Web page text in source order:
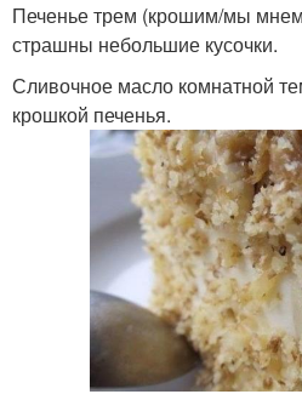
Печенье трем (крошим/мы
страшны небольшие кусочки.
Сливочное масло комнатной
крошкой печенья.